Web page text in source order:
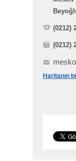
(0212)
(0212)
Haritanın